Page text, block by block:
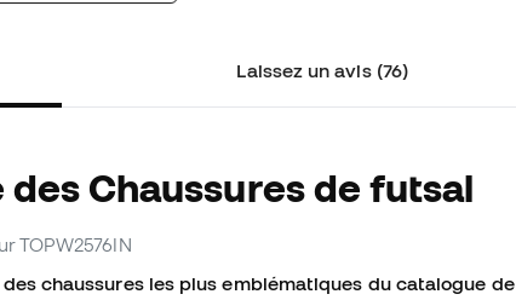
Laissez un avis (76)
Chaussures de futsal
TOPW2576IN
chaussures les plus emblématiques du catalogue de